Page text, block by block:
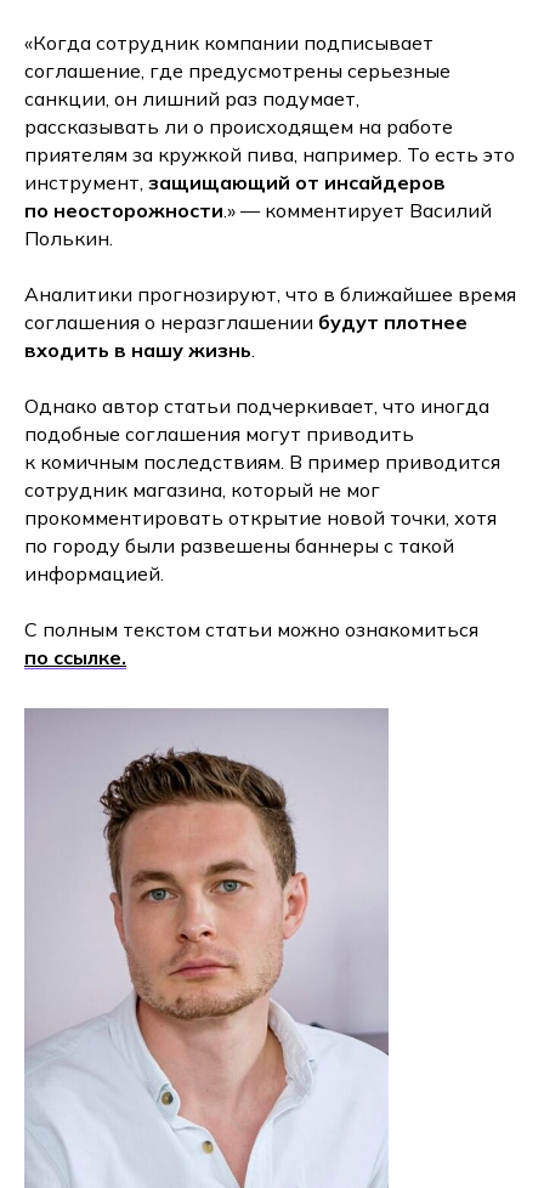
«Когда сотрудник компании подписывает
соглашение, где предусмотрены серьезные
санкции, он лишний раз подумает,
рассказывать ли о происходящем на работе
приятелям за кружкой пива, например. То есть это
инструмент, защищающий от инсайдеров
по неосторожности.» — комментирует Василий
Полькин.
Аналитики прогнозируют, что в ближайшее время
соглашения о неразглашении будут плотнее
входить в нашу жизнь.
Однако автор статьи подчеркивает, что иногда
подобные соглашения могут приводить
к комичным последствиям. В пример приводится
сотрудник магазина, который не мог
прокомментировать открытие новой точки, хотя
по городу были развешены баннеры с такой
информацией.
С полным текстом статьи можно ознакомиться
по ссылке.